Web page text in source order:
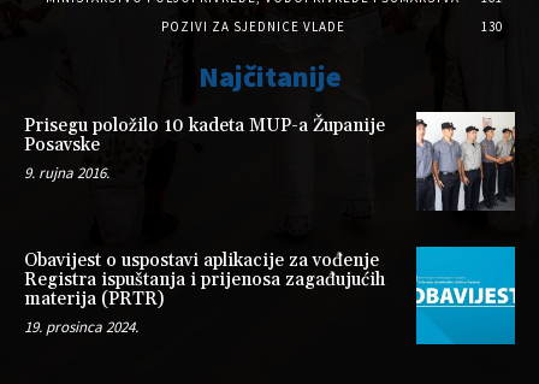
POZIVI ZA SJEDNICE VLADE
130
Najčitanije
Prisegu položilo 10 kadeta MUP-a Županije
Posavske
9. rujna 2016.
Obavijest o uspostavi aplikacije za vođenje
Registra ispuštanja i prijenosa zagađujućih
materija (PRTR)
19. prosinca 2024.